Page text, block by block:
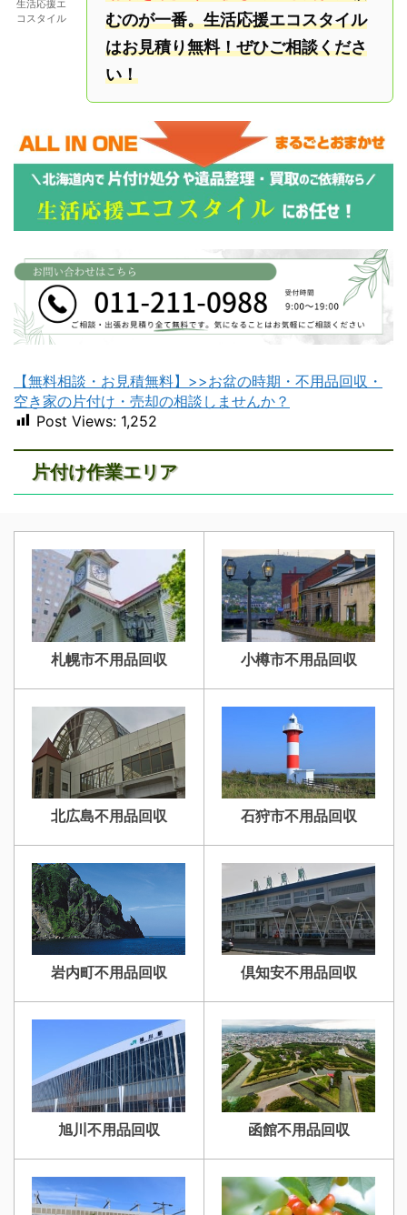
生活応援エ
コスタイル
むのが一番。生活応援エコスタイル
はお見積り無料！ぜひご相談くださ
い！
【無料相談・お見積無料】>>お盆の時期・不用品回収・
空き家の片付け・売却の相談しませんか？
Post Views: 1,252
片付け作業エリア
札幌市不用品回収 小樽市不用品回収
北広島不用品回収 石狩市不用品回収
岩内町不用品回収 倶知安不用品回収
旭川不用品回収 函館不用品回収